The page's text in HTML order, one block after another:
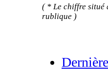
( * Le chiffre situé
rublique )